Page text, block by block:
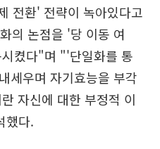
전환' 전략이 녹아있다고
의 논점을 '당 이동 여
켰다"며 "'단일화를 통
세우며 자기효능을 부각
자신에 대한 부정적 이
했다.